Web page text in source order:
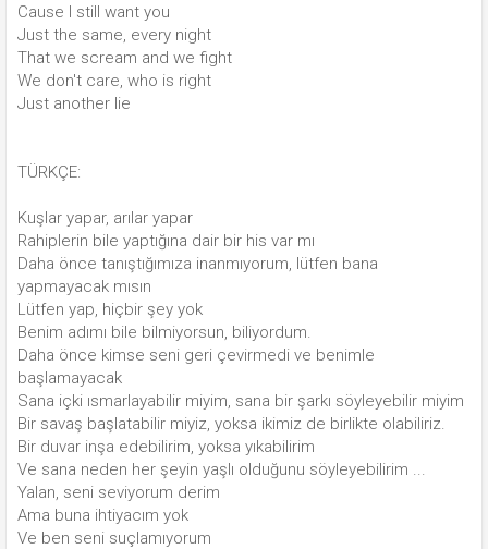
Cause I still want you
Just the same, every night
That we scream and we fight
We don't care, who is right
Just another lie
TÜRKÇE:
Kuşlar yapar, arılar yapar
Rahiplerin bile yaptığına dair bir his var mı
Daha önce tanıştığımıza inanmıyorum, lütfen bana
yapmayacak mısın
Lütfen yap, hiçbir şey yok
Benim adımı bile bilmiyorsun, biliyordum.
Daha önce kimse seni geri çevirmedi ve benimle
başlamayacak
Sana içki ısmarlayabilir miyim, sana bir şarkı söyleyebilir miyim
Bir savaş başlatabilir miyiz, yoksa ikimiz de birlikte olabiliriz.
Bir duvar inşa edebilirim, yoksa yıkabilirim
Ve sana neden her şeyin yaşlı olduğunu söyleyebilirim ...
Yalan, seni seviyorum derim
Ama buna ihtiyacım yok
Ve ben seni suçlamıyorum